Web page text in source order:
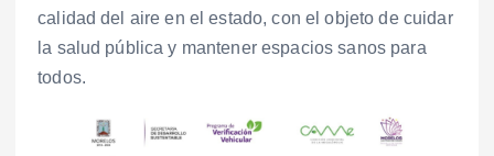
calidad del aire en el estado, con el objeto de cuidar
la salud pública y mantener espacios sanos para
todos.